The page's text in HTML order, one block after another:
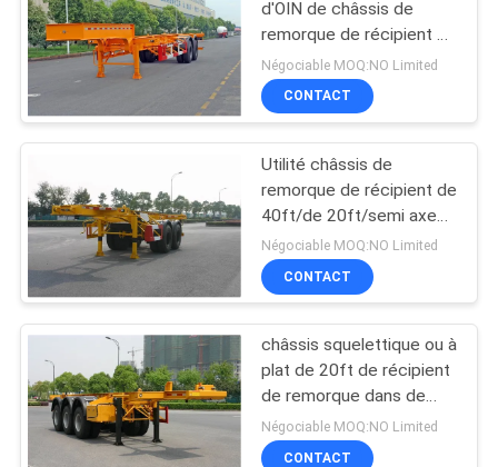
d'OIN de châssis de
remorque de récipient de
col de cygne de 20ft/de
30ft
Négociable MOQ:NO Limited
CONTACT
Utilité châssis de
remorque de récipient de
40ft/de 20ft/semi axes
squelettiques de la
remorque 2
Négociable MOQ:NO Limited
CONTACT
châssis squelettique ou à
plat de 20ft de récipient
de remorque dans de
camion la remorque semi
Négociable MOQ:NO Limited
CONTACT